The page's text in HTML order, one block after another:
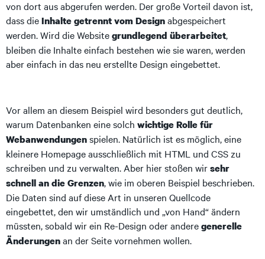
von dort aus abgerufen werden. Der große Vorteil davon ist,
dass dieInhalte getrennt vom Designabgespeichert
werden. Wird die Websitegrundlegend überarbeitet,
bleiben die Inhalte einfach bestehen wie sie waren, werden
aber einfach in das neu erstellte Design eingebettet.
Vor allem an diesem Beispiel wird besonders gut deutlich,
warum Datenbanken eine solch wichtige Rolle für
Webanwendungenspielen. Natürlich ist es möglich, eine
kleinere Homepage ausschließlich mit HTML und CSS zu
schreiben und zu verwalten. Aber hier stoßen wirsehr
schnell an die Grenzen, wie im oberen Beispiel beschrieben.
Die Daten sind auf diese Art in unseren Quellcode
eingebettet, den wir umständlich und „von Hand“ ändern
müssten, sobald wir ein Re-Design oder anderegenerelle
Änderungenan der Seite vornehmen wollen.